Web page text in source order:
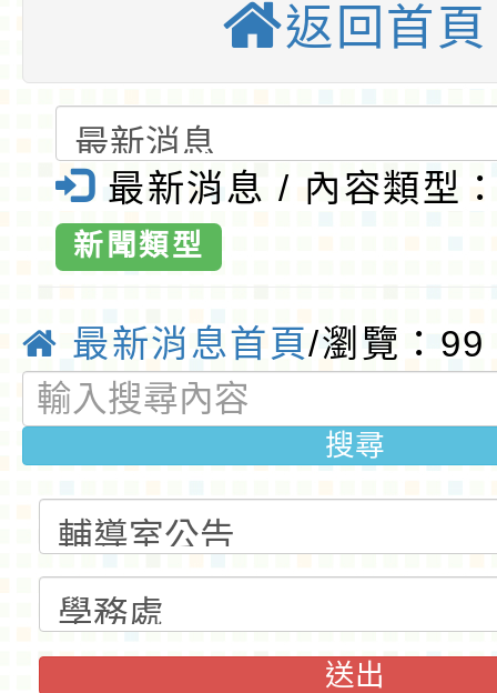
遭海域水深危
從事水上活動
園區鄰近水域
維護人身安全-
國小全球資訊網
返回首頁
最新消息 / 內容類型
新聞類型
最新消息首頁/瀏覽：99
搜尋
送出